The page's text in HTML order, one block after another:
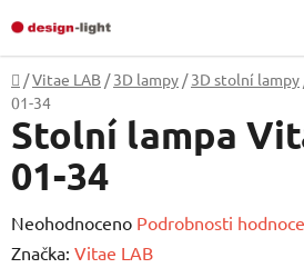
na
obsah
Domů
/Vitae LAB / 3D lampy / 3D stolní lampy
01-34
Stolní lampa
01-34
Průměrné
hodnocení
Neohodnoceno Podrobnosti
Značka: Vitae LAB